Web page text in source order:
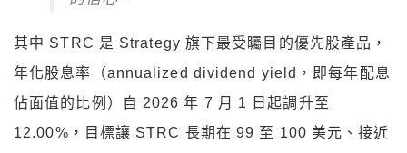
其中 STRC 是 Strategy 旗下最受矚目的優先股產品，
年化股息率（annualized dividend yield，即每年配息
佔面值的比例）自 2026 年 7 月 1 日起調升至
12.00%，目標讓 STRC 長期在 99 至 100 美元、接近